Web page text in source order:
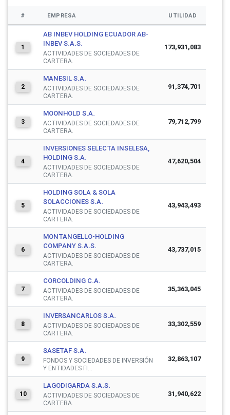
# EMPRESA UTILIDAD
1
AB INBEV HOLDING ECUADOR AB-
INBEV S.A.S.
ACTIVIDADES DE SOCIEDADES DE
CARTERA.
173,931,083
2
MANESIL S.A.
ACTIVIDADES DE SOCIEDADES DE
CARTERA.
91,374,701
3
MOONHOLD S.A.
ACTIVIDADES DE SOCIEDADES DE
CARTERA.
79,712,799
4
INVERSIONES SELECTA INSELESA,
HOLDING S.A.
ACTIVIDADES DE SOCIEDADES DE
CARTERA.
47,620,504
5
HOLDING SOLA & SOLA
SOLACCIONES S.A.
ACTIVIDADES DE SOCIEDADES DE
CARTERA.
43,943,493
6
MONTANGELLO-HOLDING
COMPANY S.A.S.
ACTIVIDADES DE SOCIEDADES DE
CARTERA.
43,737,015
7
CORCOLDING C.A.
ACTIVIDADES DE SOCIEDADES DE
CARTERA.
35,363,045
8
INVERSANCARLOS S.A.
ACTIVIDADES DE SOCIEDADES DE
CARTERA.
33,302,559
9
SASETAF S.A.
FONDOS Y SOCIEDADES DE INVERSIÓN
Y ENTIDADES FI...
32,863,107
10
LAGODIGARDA S.A.S.
ACTIVIDADES DE SOCIEDADES DE
CARTERA.
31,940,622